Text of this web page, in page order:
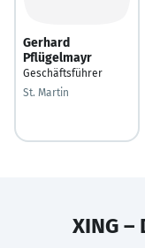
Gerhard
Pflügelmayr
Geschäftsführer
St. Martin
XING